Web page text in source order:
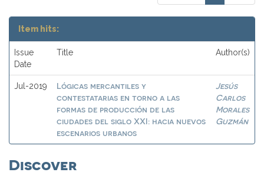
Item hits:
Issue
Date
Title Author(s)
Jul-2019
Lógicas mercantiles y
contestatarias en torno a las
formas de producción de las
ciudades del siglo XXI: hacia nuevos
escenarios urbanos
Jesús
Carlos
Morales
Guzmán
Discover